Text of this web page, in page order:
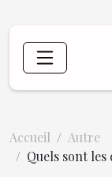
Accueil
Autre
Quels sont